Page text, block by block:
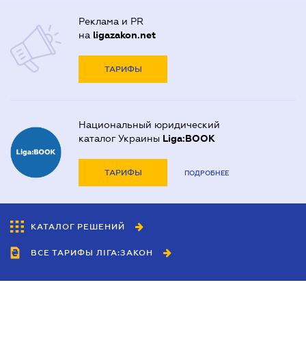
Реклама и PR
на ligazakon.net
ТАРИФЫ
Национальный юридический
каталог Украины Liga:BOOK
ТАРИФЫ ПОДРОБНЕЕ
КАТАЛОГ РЕШЕНИЙ
ВСЕ ТАРИФЫ ЛІГА:ЗАКОН